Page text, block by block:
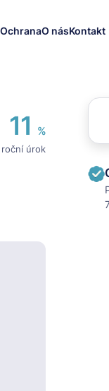
OchranaO násKontakt
11 %
roční úrok